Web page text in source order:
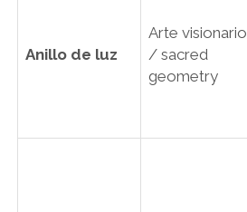
Anillo de luz
Arte visionario
/ sacred
geometry